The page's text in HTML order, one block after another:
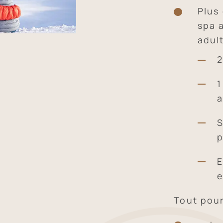
Plus
spa
Tout